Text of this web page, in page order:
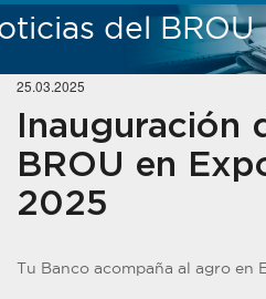
del BROU
25.03.2025
Inauguración
BROU en
2025
Tu Banco acompaña al agro en